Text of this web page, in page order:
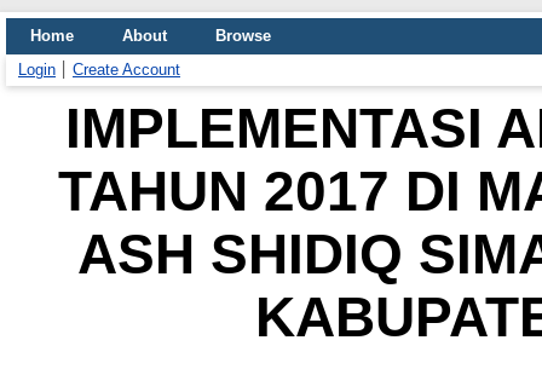
Home About
Browse
Login
Create Account
IMPLEMENTASI
TAHUN 2017 DI
ASH SHIDIQ